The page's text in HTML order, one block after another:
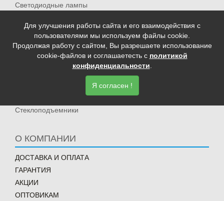
Светодиодные лампы
Бескаркасные щетки
Вентиляция и обогрев сидений
Камеры заднего вида
Мониторы автомобильные
Пускозарядные устройства
Стеклоподъемники
О КОМПАНИИ
ДОСТАВКА И ОПЛАТА
ГАРАНТИЯ
АКЦИИ
ОПТОВИКАМ
Для улучшения работы сайта и его взаимодействия с
пользователями мы используем файлы cookie.
Продолжая работу с сайтом, Вы разрешаете использование
cookie-файлов и соглашаетесть с политикой
конфиденциальности
Я согласен !